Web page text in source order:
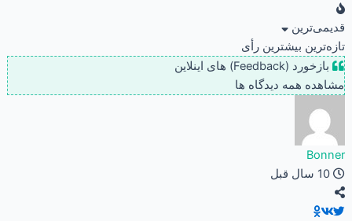
قدیمی‌ترین
تازه‌ترین بیشترین رأی
بازخورد (Feedback) های اینلاین
مشاهده همه دیدگاه ها
Bonner
10 سال قبل